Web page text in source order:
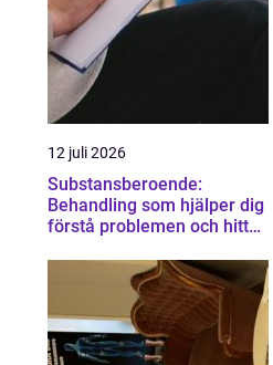
12 juli 2026
Substansberoende:
Behandling som hjälper dig
förstå problemen och hitta